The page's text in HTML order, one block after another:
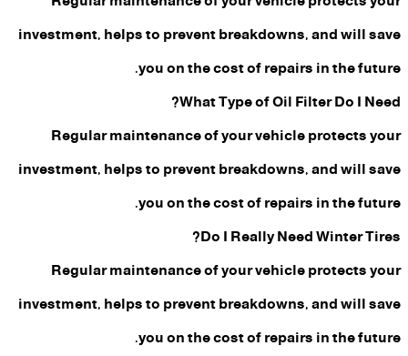
investment, helps to prevent breakdowns, and will save
you on the cost of repairs in the future.
What Type of Oil Filter Do I Need?
Regular maintenance of your vehicle protects your
investment, helps to prevent breakdowns, and will save
you on the cost of repairs in the future.
Do I Really Need Winter Tires?
Regular maintenance of your vehicle protects your
investment, helps to prevent breakdowns, and will save
you on the cost of repairs in the future.